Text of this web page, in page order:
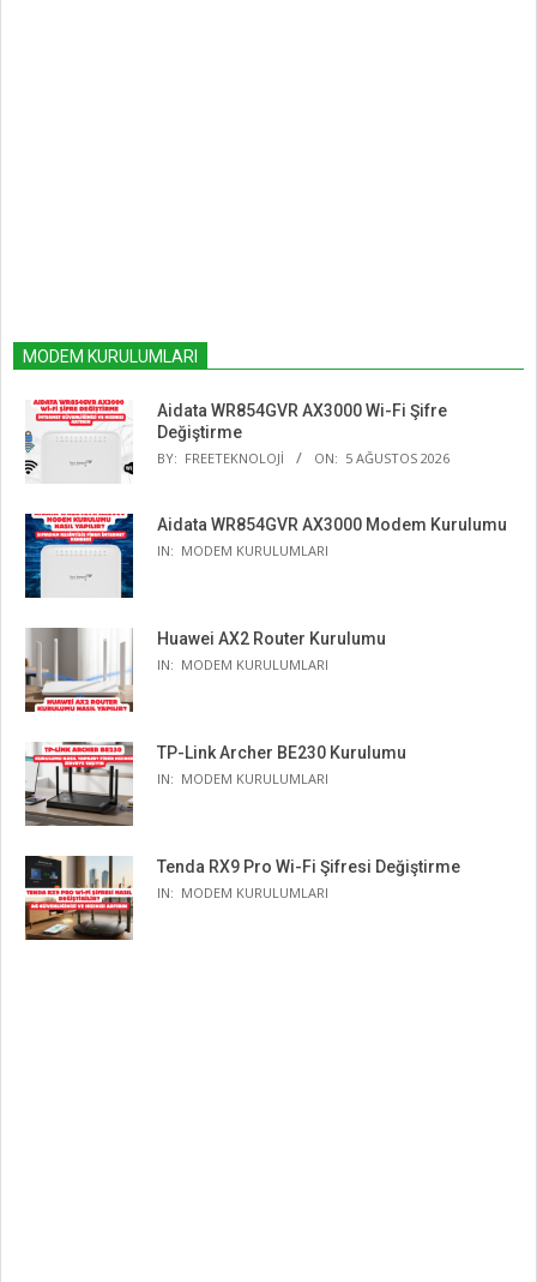
MODEM KURULUMLARI
Aidata WR854GVR AX3000 Wi-Fi Şifre
Değiştirme
BY: FREETEKNOLOJI ON: 5 AĞUSTOS 2026
Aidata WR854GVR AX3000 Modem Kurulumu
IN: MODEM KURULUMLARI
Huawei AX2 Router Kurulumu
IN: MODEM KURULUMLARI
TP-Link Archer BE230 Kurulumu
IN: MODEM KURULUMLARI
Tenda RX9 Pro Wi-Fi Şifresi Değiştirme
IN: MODEM KURULUMLARI